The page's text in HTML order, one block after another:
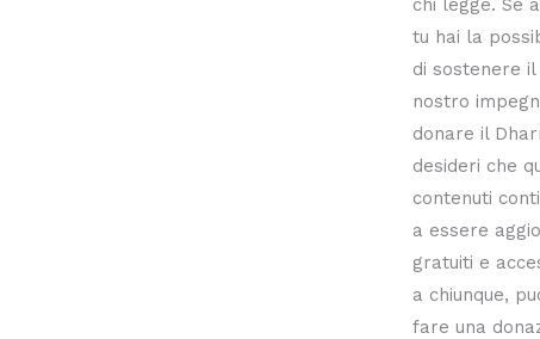
tu hai la
di sostenere il
nostro
donare il
desideri che
contenuti
a essere
gratuiti e
a chiunque,
fare una